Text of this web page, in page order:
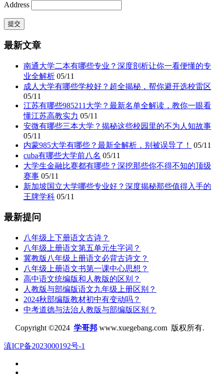
Address
最新文章
南通大学二本有哪些专业？深度剖析让你一看便懂的专
业全解析 05/11
成人大学有哪些学校好？超全揭秘，帮你避开选校雷区
05/11
江苏有哪些985211大学？最新名单全解读，教你一眼看
懂江苏高教实力 05/11
安微有哪些三本大学？揭秘这些校园里的不为人知故事
05/11
内蒙985大学有哪些？最新全解析，别被误导了！
05/11
cuba有哪些大学前八名 05/11
大学生金融比赛都有哪些？深挖那些你不得不知的顶级
赛事 05/11
新加坡国立大学哪些专业好？深度揭秘那些值得入手的
王牌学科 05/11
最新提问
八年级上下册语文古诗？
八年级上册语文第五单元生字词？
冀教版八年级上册语文必背古诗文？
八年级上册语文书第一课中心思想？
高中语文统编版和人教版的区别？
人教版与部编版语文九年级上册区别？
2024秋部编版教材初中有变动吗？
中考道德与法治人教版与部编版区别？
Copyright ©2024 学哥邦www.xuegebang.com 版权所有.
滇ICP备2023000192号-1